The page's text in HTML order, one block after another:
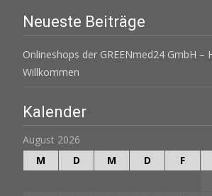
Neueste Beiträge
Onlineshops der GREENmed24 GmbH –
Willkommen
Kalender
August 2026
M
D M D F